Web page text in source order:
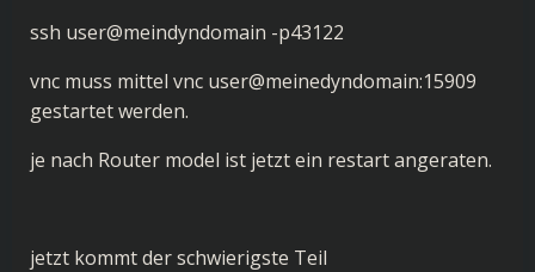
ssh user@meindyndomain -p43122
vnc muss mittel vnc user@meinedyndomain:15909
gestartet werden.
je nach Router model ist jetzt ein restart angeraten.
jetzt kommt der schwierigste Teil